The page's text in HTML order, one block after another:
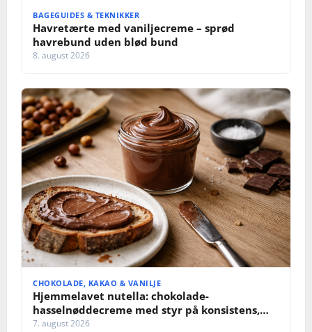
BAGEGUIDES & TEKNIKKER
Havretærte med vaniljecreme – sprød
havrebund uden blød bund
8. august 2026
CHOKOLADE, KAKAO & VANILJE
Hjemmelavet nutella: chokolade-
hasselnøddecreme med styr på konsistens,
sødme og opbevaring
7. august 2026